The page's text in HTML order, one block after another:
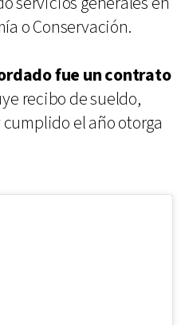
o Conservación.
fue un contrato
recibo de sueldo,
el año otorga